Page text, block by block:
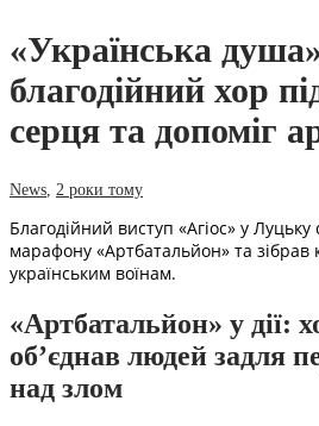
«Українська
благодійний хор
серця та допоміг
News 2 роки тому
Благодійний виступ «Агіос» у
марафону «Артбатальйон» та
українським воїнам.
«Артбатальйон» у дії:
об’єднав людей задля
над злом